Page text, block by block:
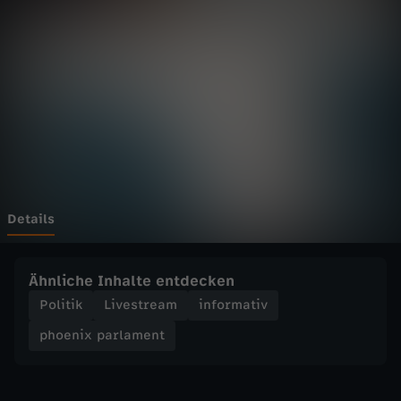
m
n
Details
Ähnliche Inhalte entdecken
Politik Livestream
informativ
phoenix parlament